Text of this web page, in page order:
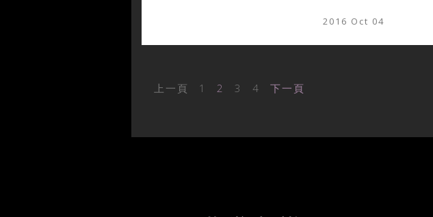
2016 Oct 04
上一頁 1 2 3 4 下一頁